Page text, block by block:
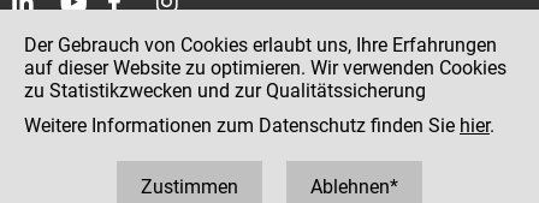
Kontakt
Impressum
Datenschutz
Der Gebrauch von Cookies erlaubt uns, Ihre Erfahrungen
auf dieser Website zu optimieren. Wir verwenden Cookies
zu Statistikzwecken und zur Qualitätssicherung
Weitere Informationen zum Datenschutz finden Sie hier.
Zustimmen Ablehnen*